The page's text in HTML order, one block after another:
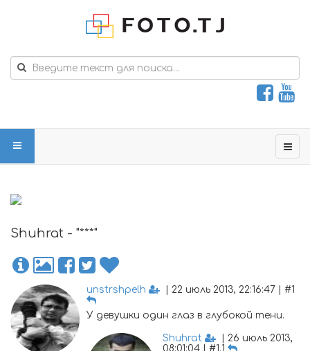
Shuhrat - "***"
unstrshpelh | 22 июль 2013, 22:16:47 | #1
У девушки один глаз в глубокой тени.
Shuhrat
| 26 июль 2013,
08:01:04 | #1.1